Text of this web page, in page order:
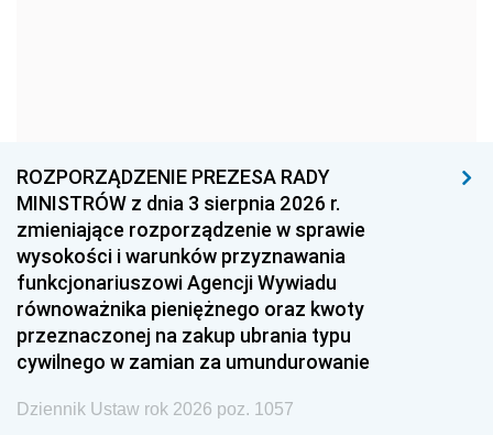
1957 1956
1954 1953
1951 1950
1948 1947
1945 1944 1939
1938 1937 1936
1935 1934
ROZPORZĄDZENIE PREZESA RADY
MINISTRÓW z dnia 3 sierpnia 2026 r.
zmieniające rozporządzenie w sprawie
wysokości i warunków przyznawania
funkcjonariuszowi Agencji Wywiadu
równoważnika pieniężnego oraz kwoty
przeznaczonej na zakup ubrania typu
cywilnego w zamian za umundurowanie
Dziennik Ustaw rok 2026 poz. 1057